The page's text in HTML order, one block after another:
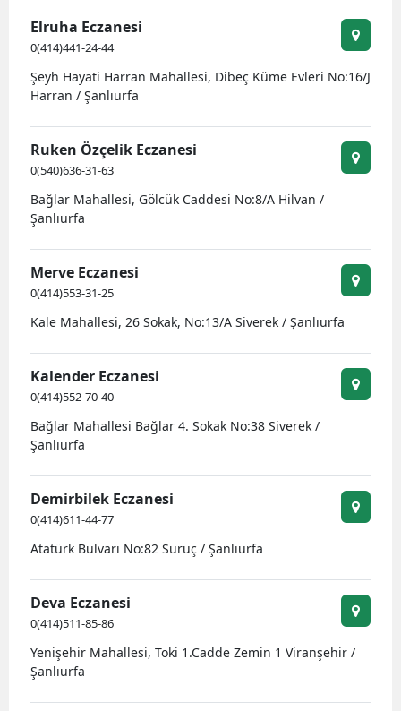
Gümüşhane
Hatay
İstanbul
Muğla
Elruha Eczanesi
0(414)441-24-44
Şeyh Hayati Harran Mahallesi, Dibeç Küme Evleri No:16/J
Harran / Şanlıurfa
Ruken Özçelik Eczanesi
0(540)636-31-63
Bağlar Mahallesi, Gölcük Caddesi No:8/A Hilvan /
Şanlıurfa
Merve Eczanesi
0(414)553-31-25
Kale Mahallesi, 26 Sokak, No:13/A Siverek / Şanlıurfa
Kalender Eczanesi
0(414)552-70-40
Bağlar Mahallesi Bağlar 4. Sokak No:38 Siverek /
Şanlıurfa
Demirbilek Eczanesi
0(414)611-44-77
Atatürk Bulvarı No:82 Suruç / Şanlıurfa
Deva Eczanesi
0(414)511-85-86
Yenişehir Mahallesi, Toki 1.Cadde Zemin 1 Viranşehir /
Şanlıurfa